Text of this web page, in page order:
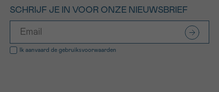
SCHRIJF JE IN VOOR ONZE NIEUWSBRIEF
Ik aanvaard de gebruiksvoorwaarden